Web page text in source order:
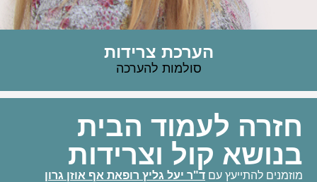
הערכת צרידות
סולמות להערכה
חזרה לעמוד הבית
בנושא קול וצרידות
מוזמנים להתייעץ עם ד"ר יעל גליץ רופאת אף אוזן גרון